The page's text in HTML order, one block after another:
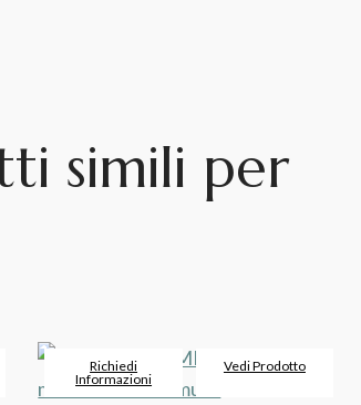
simili per
Richiedi
Informazioni
Vedi Prodotto